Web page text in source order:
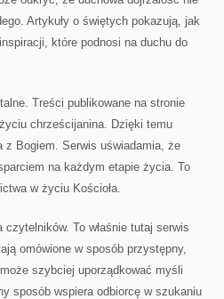
Artykuły o świętych pokazują, jak
które podnosi na duchu do
Treści publikowane na stronie
chrześcijanina. Dzięki temu
z Bogiem. Serwis uświadamia, że
na każdym etapie życia. To
w życiu Kościoła.
To właśnie tutaj serwis
omówione w sposób przystępny,
szybciej uporządkować myśli
sposób wspiera odbiorcę w szukaniu